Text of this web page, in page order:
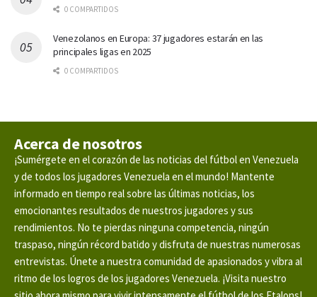
0 COMPARTIDOS
Venezolanos en Europa: 37 jugadores estarán en las
principales ligas en 2025
0 COMPARTIDOS
Acerca de nosotros
¡Sumérgete en el corazón de las noticias del fútbol en Venezuela
y de todos los jugadores Venezuela en el mundo! Mantente
informado en tiempo real sobre las últimas noticias, los
emocionantes resultados de nuestros jugadores y sus
rendimientos. No te pierdas ninguna competencia, ningún
traspaso, ningún récord batido y disfruta de nuestras numerosas
entrevistas. Únete a nuestra comunidad de apasionados y vibra al
ritmo de los logros de los jugadores Venezuela. ¡Visita nuestro